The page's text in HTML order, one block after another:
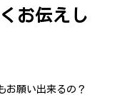
お伝えし
お願い出来るの？